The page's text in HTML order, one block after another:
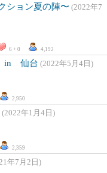
ション夏の陣〜 (2022年7
6 + 0 4,192
in 仙台 (2022年5月4日)
2,950
(2022年1月4日)
2,359
年7月2日)